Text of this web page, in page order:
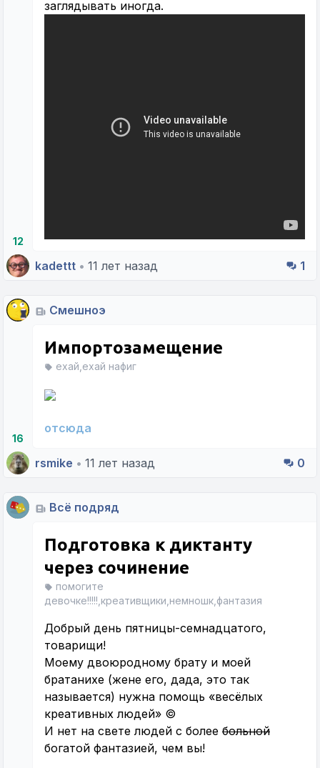
12
заглядывать иногда.
kadettt • 11 лет назад 1
Смешноэ
16
Импортозамещение
ехай,ехай нафиг
отсюда
rsmike • 11 лет назад 0
Всё подряд
Подготовка к диктанту
через сочинение
помогите
девочке!!!!!,креативщики,немношк,фантазия
Добрый день пятницы-семнадцатого,
товарищи!
Моему двоюродному брату и моей
братанихе (жене его, дада, это так
называется) нужна помощь «весёлых
креативных людей» ©
И нет на свете людей с более больной
богатой фантазией, чем вы!